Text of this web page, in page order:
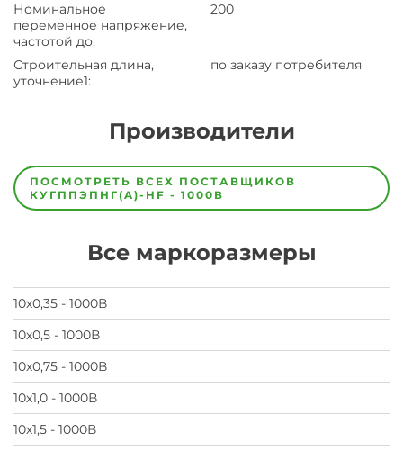
Номинальное
переменное напряжение,
частотой до:
200
Строительная длина,
уточнение1:
по заказу потребителя
Производители
Завод Завод-
изготовитель
предпочел
на
завод
ПОСМОТРЕТЬ ВСЕХ ПОСТАВЩИКОВ
КУГППЭПНГ(A)-HF - 1000В
Все маркоразмеры
10х0,35 - 1000В
10х0,5 - 1000В
10х0,75 - 1000В
10х1,0 - 1000В
10х1,5 - 1000В